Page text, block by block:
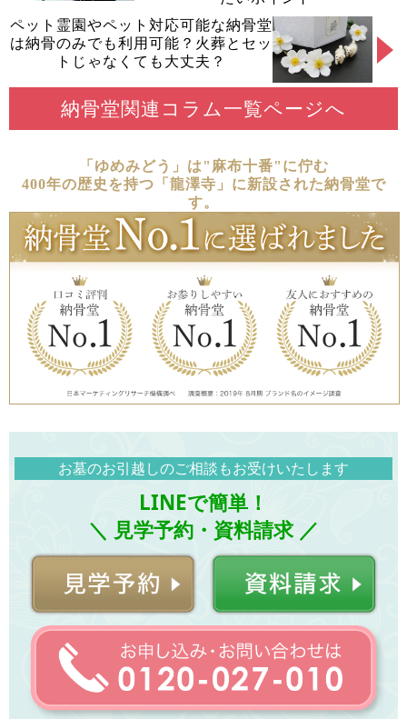
ペット霊園やペット対応可能な納骨堂
は納骨のみでも利用可能？火葬とセッ
トじゃなくても大丈夫？
納骨堂関連コラム一覧ページへ
「ゆめみどう」は"麻布十番"に佇む
400年の歴史を持つ「龍澤寺」に新設された納骨堂で
す。
お墓のお引越しのご相談もお受けいたします
LINEで簡単！
＼ 見学予約・資料請求 ／